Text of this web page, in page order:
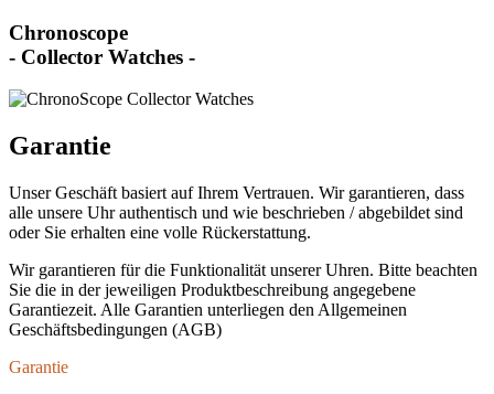
Chronoscope
- Collector Watches -
Garantie
Unser Geschäft basiert auf Ihrem Vertrauen. Wir garantieren, dass
alle unsere Uhr authentisch und wie beschrieben / abgebildet sind
oder Sie erhalten eine volle Rückerstattung.
Wir garantieren für die Funktionalität unserer Uhren. Bitte beachten
Sie die in der jeweiligen Produktbeschreibung angegebene
Garantiezeit. Alle Garantien unterliegen den Allgemeinen
Geschäftsbedingungen (AGB)
Garantie